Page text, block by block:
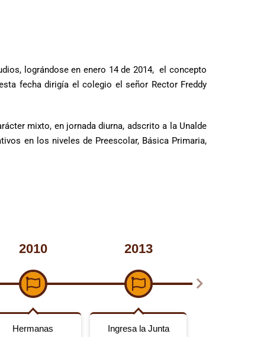
lográndose en enero 14 de 2014, el concepto
fecha dirigía el colegio el señor Rector Freddy
mixto, en jornada diurna, adscrito a la Unalde
en los niveles de Preescolar, Básica Primaria,
2010
Hermanas
2013
Ingresa la Junta